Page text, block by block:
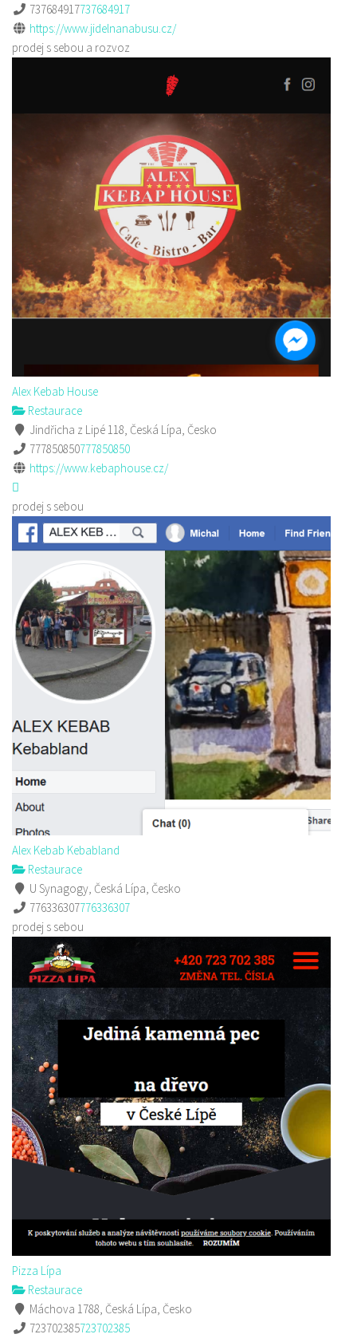
737684917737684917
https://www.jidelnanabusu.cz/
prodej s sebou a rozvoz
Alex Kebab House
Restaurace
Jindřicha z Lipé 118, Česká Lípa, Česko
777850850777850850
https://www.kebaphouse.cz/
prodej s sebou
Alex Kebab Kebabland
Restaurace
U Synagogy, Česká Lípa, Česko
776336307776336307
prodej s sebou
Pizza Lípa
Restaurace
Máchova 1788, Česká Lípa, Česko
723702385723702385